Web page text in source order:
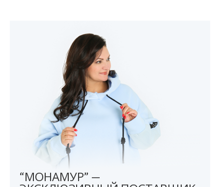
“МОНАМУР” —